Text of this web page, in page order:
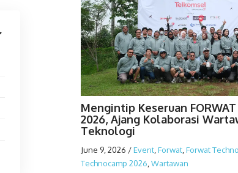
Mengintip Keseruan
2026, Ajang Kolaborasi
Teknologi
June 9, 2026 /Event,Forwat,Forwat
Technocamp 2026,Wartawan